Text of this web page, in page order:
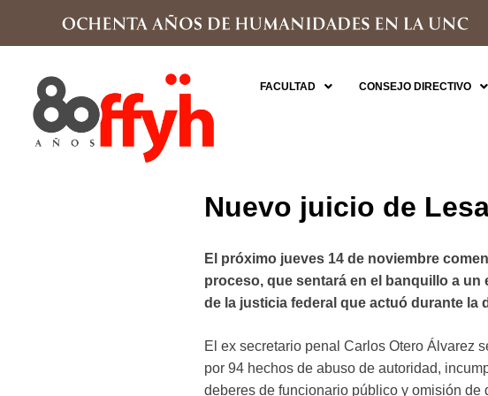
FACULTAD CONSEJO DIRECTIVO
Nuevo juicio de
El próximo jueves 14 de noviembre
proceso, que sentará en el banquillo a un
de la justicia federal que actuó durante la
El ex secretario penal Carlos Otero Álvarez
por 94 hechos de abuso de autoridad,
deberes de funcionario público y omisión de